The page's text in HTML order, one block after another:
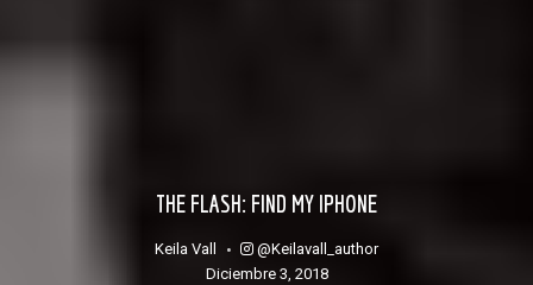
THE FLASH: FIND MY IPHONE
Keila Vall
@keilavall_author
diciembre 3, 2018